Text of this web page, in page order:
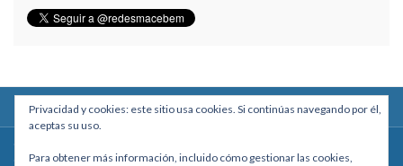
Calle Macario Pinilla # 2588 esq. Av. Arce, Edificio Arcadia, Mezzanine, Of. 101
Privacidad y cookies: este sitio usa cookies. Si continúas navegando por él,
aceptas su uso.
Para obtener más información, incluido cómo gestionar las cookies,